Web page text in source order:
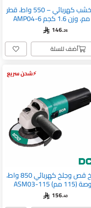
راوتر خشب كهربائي – 550 واط، قطر
146.26
أضف للسلة
شحن سريع
صاروخ قص وجلخ كهربائي 850 واط،
156.40